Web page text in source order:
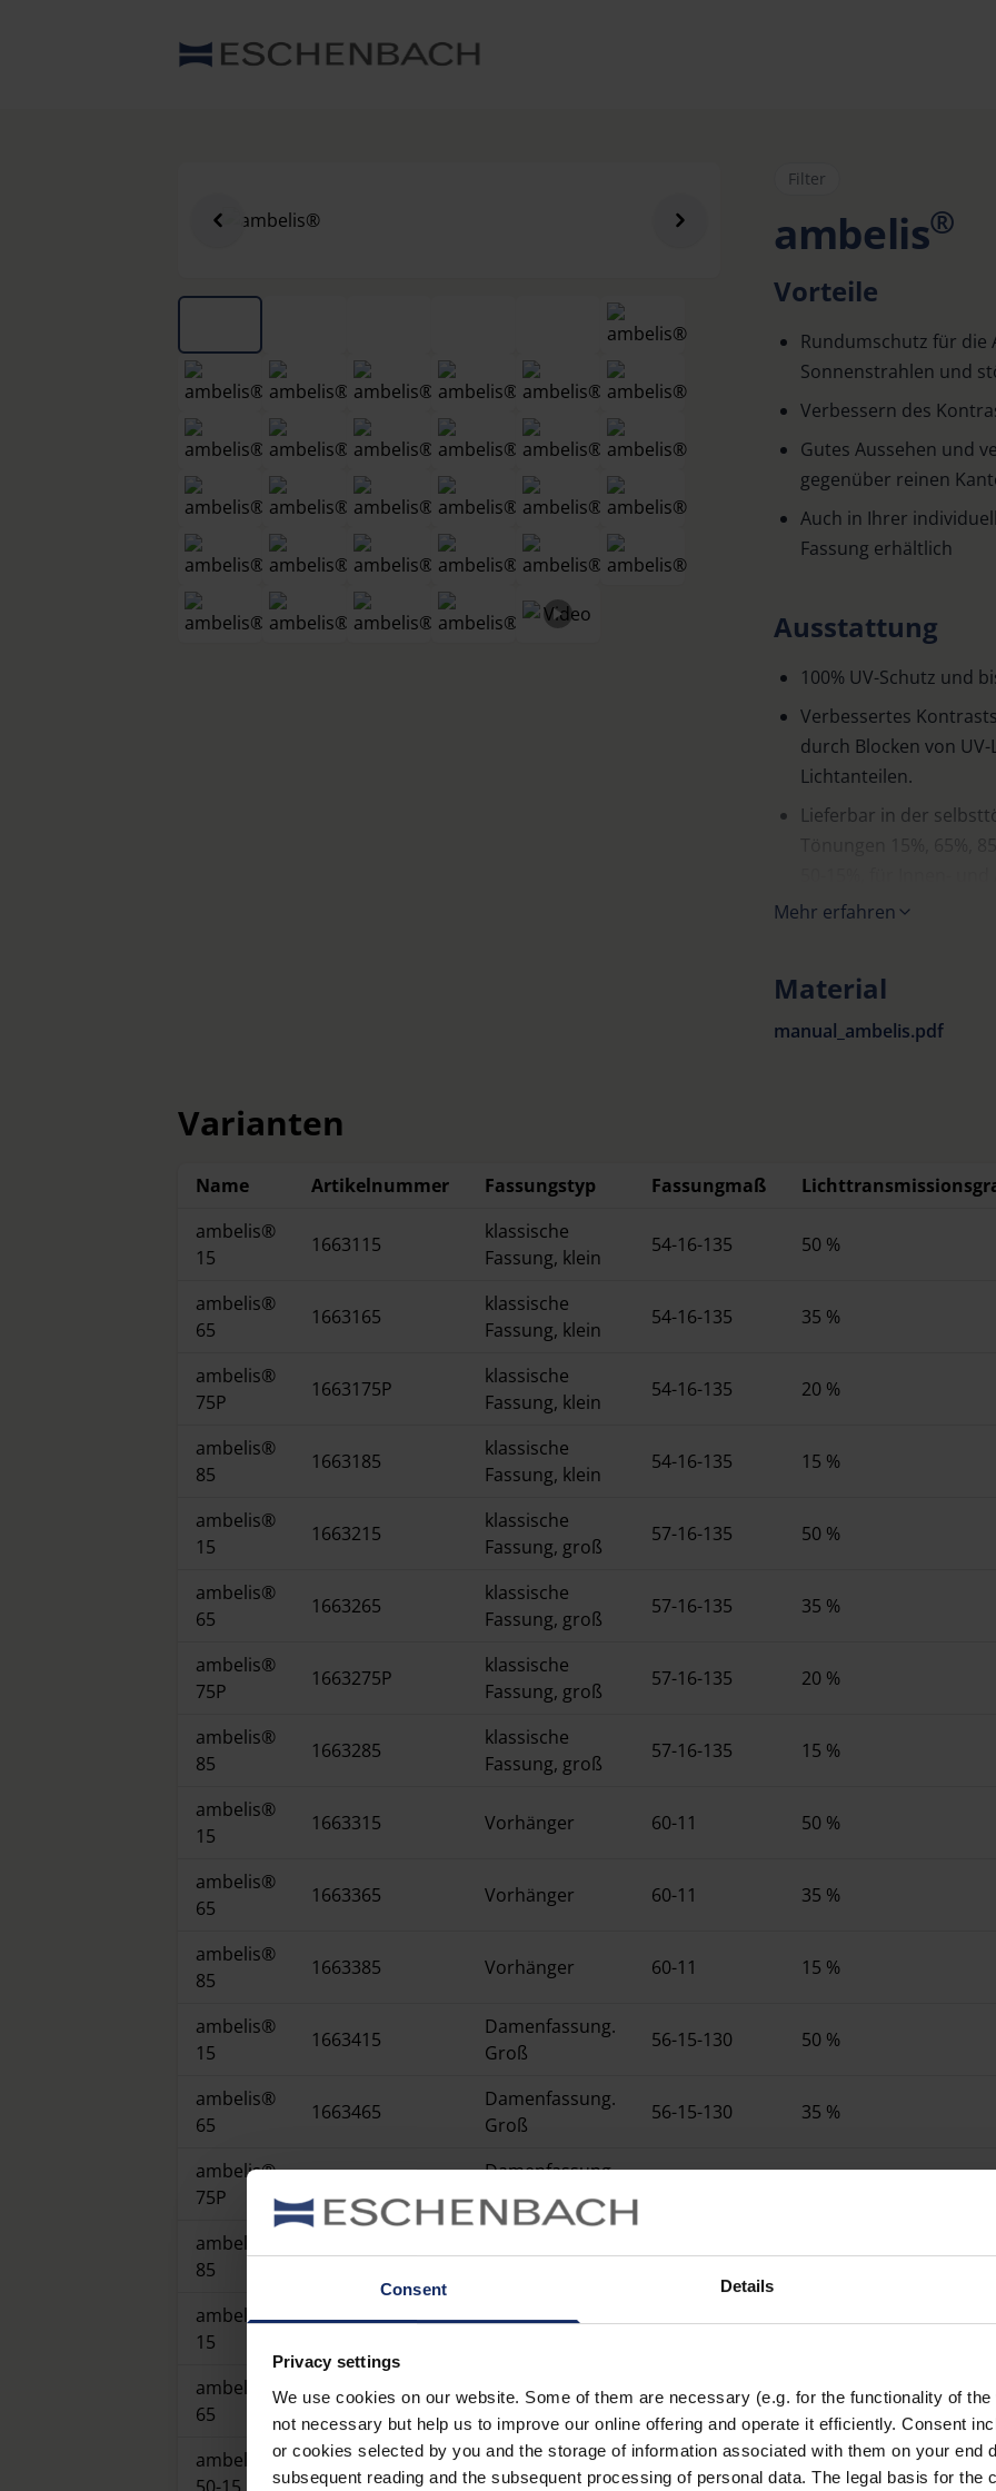
Consent Details
Privacy settings
We use cookies on our website. Some of them are necessary (e.g. for the functionality of
not necessary but help us to improve our online offering and operate it efficiently. Consent
or cookies selected by you and the storage of information associated with them on your end
subsequent reading and the subsequent processing of personal data. The legal basis for the
Filter
ambelis®
Vorteile
Rundumschutz für die
Sonnenstrahlen und
Verbessern des
Gutes Aussehen und
gegenüber reinen
Auch in Ihrer
Fassung erhältlich
Ausstattung
100% UV-Schutz und
Verbessertes
durch Blocken von
Lichtanteilen.
Lieferbar in der
Die selbsttönenden
Belüftungsschlitze
Brillenfassungen mit
Lieferung erfolgt mit
Mehr erfahren
Material
manual_ambelis.pdf
Varianten
Name Artikelnummer Fassungstyp Fassungmaß
ambelis®
15
1663115
klassische
Fassung, klein
54-16-135 50 %
ambelis®
65
1663165
klassische
Fassung, klein
54-16-135 35 %
ambelis®
75P
1663175P
klassische
Fassung, klein
54-16-135 20 %
ambelis®
85
1663185
klassische
Fassung, klein
54-16-135 15 %
ambelis®
15
1663215
klassische
Fassung, groß
57-16-135 50 %
ambelis®
65
1663265
klassische
Fassung, groß
57-16-135 35 %
ambelis®
75P
1663275P
klassische
Fassung, groß
57-16-135 20 %
ambelis®
85
1663285
klassische
Fassung, groß
57-16-135 15 %
ambelis®
15
1663315 Vorhänger 60-11 50 %
ambelis®
65
1663365 Vorhänger 60-11 35 %
ambelis®
85
1663385 Vorhänger 60-11 15 %
ambelis®
15
1663415
Damenfassung.
Groß
56-15-130 50 %
ambelis®
65
1663465
Damenfassung.
Groß
56-15-130 35 %
ambelis®
75P
Damenfassung.
Groß
ambelis®
85
1663485 56-15-130 15 %
ambelis®
15
1663515 Herren 58-16-130 50 %
ambelis®
65
1663565 Herren 58-16-130 35 %
ambelis®
166315015
klassische
54-16-135 35 %